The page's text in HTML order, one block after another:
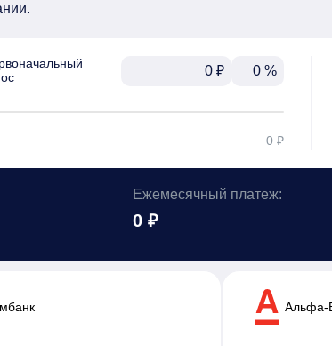
₽ %
0 ₽
Ежемесячный платеж:
0 ₽
Альфа-